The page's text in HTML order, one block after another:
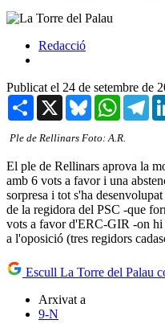
Redacció
Publicat el 24 de setembre de
Share X Bluesky
Ple de Rellinars Foto: A.R.
El ple de Rellinars aprova la
amb 6 vots a favor i una
sorpresa i tot s'ha
de la regidora del PSC -que
vots a favor d'ERC-GIR -on
a l'oposició (tres regidors
Escull La Torre del Palau
Arxivat a
9-N